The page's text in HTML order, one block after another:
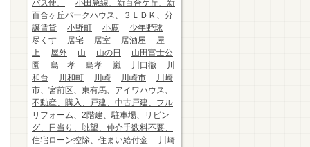
バス便、
小田急線、新百合ケ丘、新
百合ヶ丘パークハウス、３ＬＤＫ、分
譲賃貸
小野町 小鹿
少年野球
尽くす
居宅 居室 居酒屋
屋
上
屋外 山 山の日
山田富士公
園
島 孝 島孝 嵐 川口徹
川
和台
川和町 川崎 川崎市
川崎
市、宮前区、東有馬、アイワハウス、
不動産、購入、戸建、中古戸建、フル
リフォーム、2階建、駐車場、リビン
グ、日当り、眺望、仲介手数料不要、
住宅ローン控除、住まい給付金
川崎